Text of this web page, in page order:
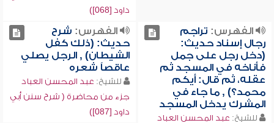
داود [068])
الفهرس: تراجم
رجال إسناد حديث:
(دخل رجل على جمل
فأناخه في المسجد ثم
عقله، ثم قال: أيكم
محمد؟) , ما جاء في
المشرك يدخل المسجد
للشيخ: عبد المحسن العباد
الفهرس: شرح
حديث: (ذلك كفل
الشيطان) , الرجل يصلي
عاقصاً شعره
للشيخ: عبد المحسن العباد
جزء من محاضرة ( شرح سنن أبي
داود [087])